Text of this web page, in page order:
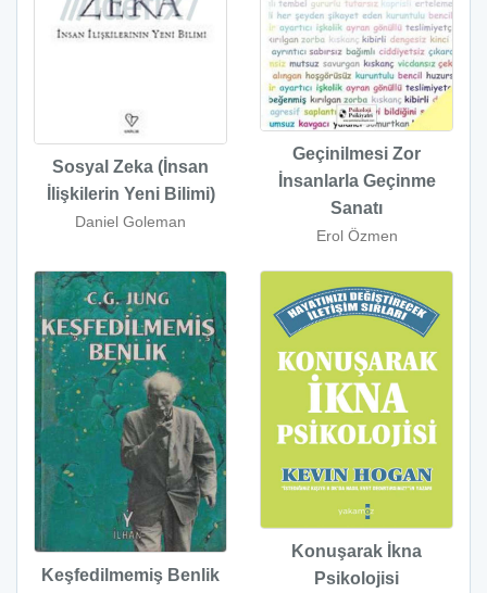
Sosyal Zeka (İnsan
İlişkilerin Yeni Bilimi)
Daniel Goleman
Geçinilmesi Zor
İnsanlarla Geçinme
Sanatı
Erol Özmen
Keşfedilmemiş Benlik
Konuşarak İkna
Psikolojisi